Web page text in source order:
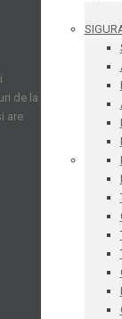
de la
are